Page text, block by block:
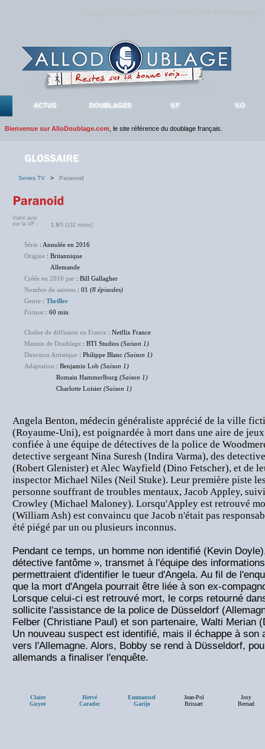
ACTUS DOUBLAGES V.F V.O
Bienvenue sur AlloDoublage.com , le site référence du doublage français.
Series TV > Paranoid
Votre avis
sur la VF :
1.9/5 (132 notes)
Série : Annulée en 2016
Origine : Britannique
Allemande
Créée en 2016 par : Bill Gallagher
Nombre de saisons : 01 (8 épisodes)
Genre : Thriller
Format : 60 min
Chaîne de diffusion en France : Netflix France
Maison de Doublage : BTI Studios (Saison 1)
Direction Artistique : Philippe Blanc (Saison 1)
Adaptation : Benjamin Lob (Saison 1)
Romain Hammerlburg (Saison 1)
Charlotte Loisier (Saison 1)
Angela Benton, médecin généraliste apprécié de la ville
(Royaume-Uni), est poignardée à mort dans une aire de
confiée à une équipe de détectives de la police de
detective sergeant Nina Suresh (Indira Varma), des
(Robert Glenister) et Alec Wayfield (Dino Fetscher), et de
inspector Michael Niles (Neil Stuke). Leur première piste
personne souffrant de troubles mentaux, Jacob Appley,
Crowley (Michael Maloney). Lorsqu'Appley est retrouvé
(William Ash) est convaincu que Jacob n'était pas
été piégé par un ou plusieurs inconnus.
Pendant ce temps, un homme non identifié (Kevin
détective fantôme », transmet à l'équipe des
permettraient d'identifier le tueur d'Angela. Au fil de
que la mort d'Angela pourrait être liée à son ex-
Lorsque celui-ci est retrouvé mort, le corps retourné
sollicite l'assistance de la police de Düsseldorf
Felber (Christiane Paul) et son partenaire, Walti Merian
Un nouveau suspect est identifié, mais il échappe à son
vers l'Allemagne. Alors, Bobby se rend à Düsseldorf,
allemands a finaliser l'enquête.
Claire
Guyot
Hervé
Caradec
Emmanuel
Garijo
Jean-Pol
Brissart
Josy
Bernad